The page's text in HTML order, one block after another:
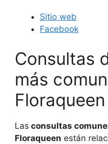
Sitio web
Facebook
Consultas
más
Floraqueen
Las consultas
Floraqueen están